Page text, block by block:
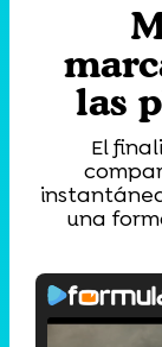
las
El
una